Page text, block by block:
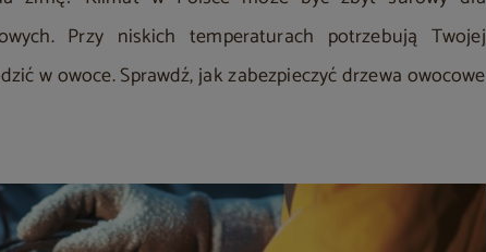
Przy niskich temperaturach potrzebują Twojej
w owoce. Sprawdź, jak zabezpieczyć drzewa owocowe